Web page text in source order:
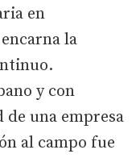
en
la
y con
una empresa
al campo fue